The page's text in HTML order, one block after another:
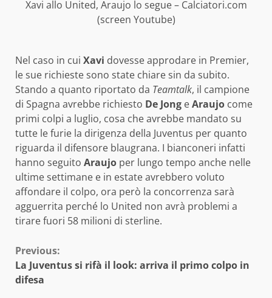
Xavi allo United, Araujo lo segue – Calciatori.com
(screen Youtube)
Nel caso in cui Xavi dovesse approdare in Premier,
le sue richieste sono state chiare sin da subito.
Stando a quanto riportato da Teamtalk, il campione
di Spagna avrebbe richiesto De Jong eAraujo come
primi colpi a luglio, cosa che avrebbe mandato su
tutte le furie la dirigenza della Juventus per quanto
riguarda il difensore blaugrana. I bianconeri infatti
hanno seguito Araujo per lungo tempo anche nelle
ultime settimane e in estate avrebbero voluto
affondare il colpo, ora però la concorrenza sarà
agguerrita perché lo United non avrà problemi a
tirare fuori 58 milioni di sterline.
Continue
Reading
Previous:
La Juventus si rifà il look: arriva il primo colpo in
difesa